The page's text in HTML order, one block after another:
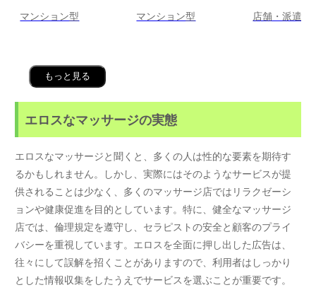
マンション型 マンション型 店舗・派遣
もっと見る
エロスなマッサージの実態
エロスなマッサージと聞くと、多くの人は性的な要素を期待す
るかもしれません。しかし、実際にはそのようなサービスが提
供されることは少なく、多くのマッサージ店ではリラクゼーシ
ョンや健康促進を目的としています。特に、健全なマッサージ
店では、倫理規定を遵守し、セラピストの安全と顧客のプライ
バシーを重視しています。エロスを全面に押し出した広告は、
往々にして誤解を招くことがありますので、利用者はしっかり
とした情報収集をしたうえでサービスを選ぶことが重要です。